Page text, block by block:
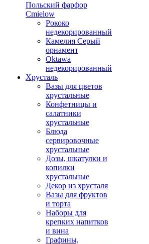
Польский фарфор
Сmielow
Рококо
недекорированный
Камелия Серый
орнамент
Oktawa
недекорированный
Хрусталь
Вазы для цветов
хрустальные
Конфетницы и
салатники
хрустальные
Блюда
сервировочные
хрустальные
Дозы, шкатулки и
копилки
хрустальные
Декор из хрусталя
Вазы для фруктов
и торта
Наборы для
крепких напитков
и вина
Графины,